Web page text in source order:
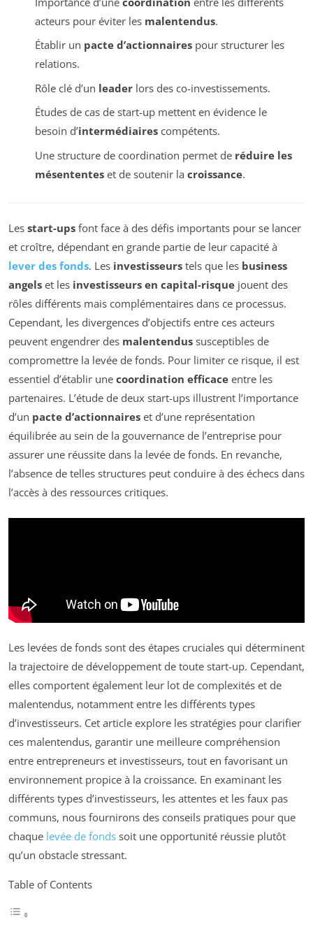
acteurs pour éviter les malentendus.
Établir un pacte d’actionnairespour structurer les
relations.
Rôle clé d’un leaderlors des co-investissements.
Études de cas de start-up mettent en évidence le
besoin d’intermédiairescompétents.
Une structure de coordination permet de réduire les
mésententeset de soutenir la croissance.
Les start-ups font face à des défis importants pour se lancer
et croître, dépendant en grande partie de leur capacité à
lever des fonds. Les investisseurs tels que les business
angels et les investisseurs en capital-risque jouent des
rôles différents mais complémentaires dans ce processus.
Cependant, les divergences d’objectifs entre ces acteurs
peuvent engendrer des malentendus susceptibles de
compromettre la levée de fonds. Pour limiter ce risque, il est
essentiel d’établir une coordination efficace entre les
partenaires. L’étude de deux start-ups illustrent l’importance
d’un pacte d’actionnaires et d’une représentation
équilibrée au sein de la gouvernance de l’entreprise pour
assurer une réussite dans la levée de fonds. En revanche,
l’absence de telles structures peut conduire à des échecs dans
l’accès à des ressources critiques.
Les levées de fonds sont des étapes cruciales qui déterminent
la trajectoire de développement de toute start-up. Cependant,
elles comportent également leur lot de complexités et de
malentendus, notamment entre les différents types
d’investisseurs. Cet article explore les stratégies pour clarifier
ces malentendus, garantir une meilleure compréhension
entre entrepreneurs et investisseurs, tout en favorisant un
environnement propice à la croissance. En examinant les
différents types d’investisseurs, les attentes et les faux pas
communs, nous fournirons des conseils pratiques pour que
chaque levée de fonds soit une opportunité réussie plutôt
qu’un obstacle stressant.
Table of Contents